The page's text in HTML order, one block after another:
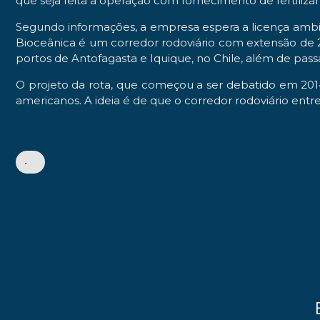
Segundo informações, a empresa espera a licença
Bioceânica é um corredor rodoviário com extensão de
portos de Antofagasta e Iquique, no Chile, além de
O projeto da rota, que começou a ser debatido em
americanos. A ideia é de que o corredor rodoviário
•